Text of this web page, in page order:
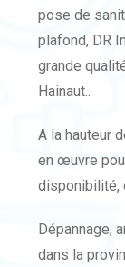
pose de
plafond, DR
grande
Hainaut..
A la hauteur
en œuvre
disponibilité,
Dépannage,
dans la